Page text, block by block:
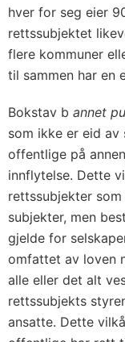
hver for seg eier
rettssubjektet
flere kommuner
til sammen har en
Bokstav b annet
som ikke er eid av
offentlige på
innflytelse. Dette
rettssubjekter
subjekter, men
gjelde for
omfattet av loven
alle eller det alt
rettssubjekts
ansatte. Dette